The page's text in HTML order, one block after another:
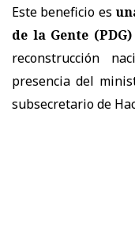
Este beneficio es
de la Gente (PDG)
reconstrucción
presencia del
subsecretario de